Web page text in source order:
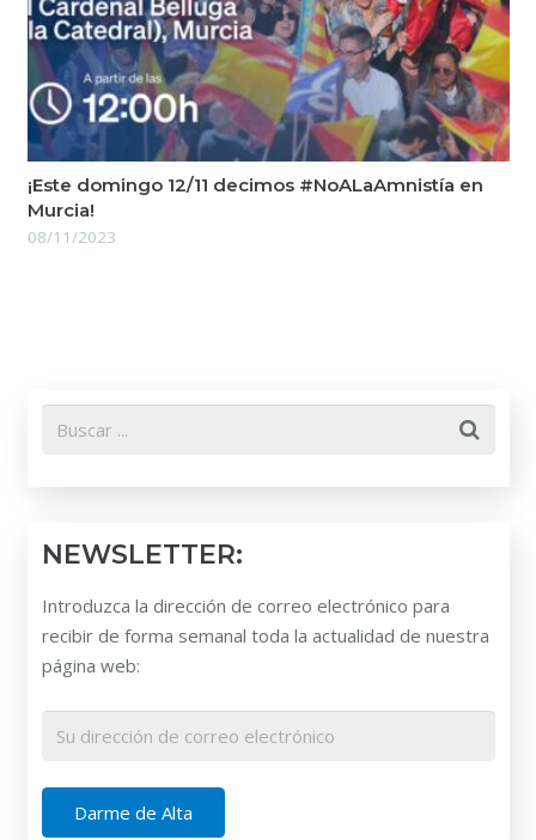
¡Este domingo 12/11 decimos #NoALaAmnistía en
Murcia!
08/11/2023
NEWSLETTER:
Introduzca la dirección de correo electrónico para
recibir de forma semanal toda la actualidad de nuestra
página web: